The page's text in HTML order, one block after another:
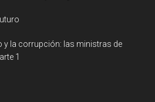
y la corrupción: las ministras de
1